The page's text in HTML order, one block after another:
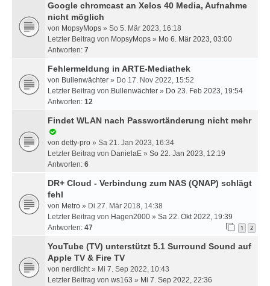
Google chromcast an Xelos 40 Media, Aufnahme
nicht möglich
von MopsyMops » So 5. Mär 2023, 16:18
Letzter Beitrag von MopsyMops » Mo 6. Mär 2023, 03:00
Antworten: 7
Fehlermeldung in ARTE-Mediathek
von Bullenwächter » Do 17. Nov 2022, 15:52
Letzter Beitrag von Bullenwächter » Do 23. Feb 2023, 19:54
Antworten: 12
Findet WLAN nach Passwortänderung nicht mehr
von detty-pro » Sa 21. Jan 2023, 16:34
Letzter Beitrag von DanielaE » So 22. Jan 2023, 12:19
Antworten: 6
DR+ Cloud - Verbindung zum NAS (QNAP) schlägt
fehl
von Metro » Di 27. Mär 2018, 14:38
Letzter Beitrag von Hagen2000 » Sa 22. Okt 2022, 19:39
Antworten: 47 1 2
YouTube (TV) unterstützt 5.1 Surround Sound auf
Apple TV & Fire TV
von nerdlicht» Mi 7. Sep 2022, 10:43
Letzter Beitrag von ws163 » Mi 7. Sep 2022, 22:36